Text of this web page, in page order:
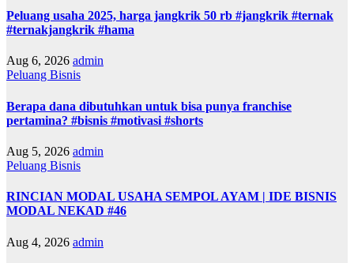
Peluang usaha 2025, harga jangkrik 50 rb #jangkrik #ternak
#ternakjangkrik #hama
Aug 6, 2026 admin
Peluang Bisnis
Berapa dana dibutuhkan untuk bisa punya franchise
pertamina? #bisnis #motivasi #shorts
Aug 5, 2026 admin
Peluang Bisnis
RINCIAN MODAL USAHA SEMPOL AYAM | IDE BISNIS
MODAL NEKAD #46
Aug 4, 2026 admin